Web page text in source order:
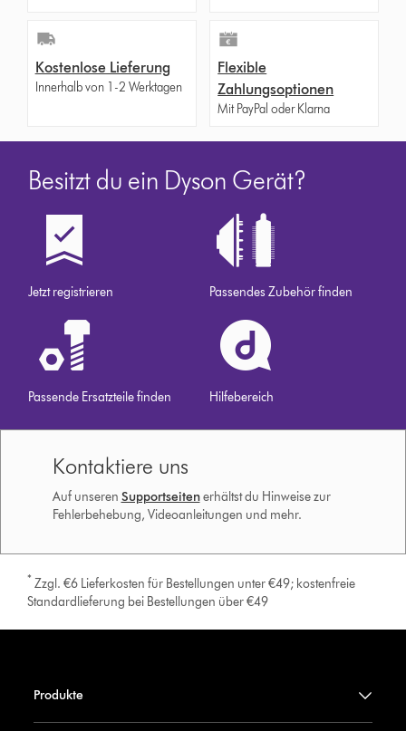
Kostenlose Lieferung
Innerhalb von 1-2 Werktagen
Flexible
Zahlungsoptionen
Mit PayPal oder Klarna
Besitzt du ein Dyson Gerät?
Jetzt registrieren Passendes Zubehör finden
Passende Ersatzteile finden Hilfebereich
Kontaktiere uns
Auf unseren Supportseiten erhältst du Hinweise zur
Fehlerbehebung, Videoanleitungen und mehr.
* Zzgl. €6 Lieferkosten für Bestellungen unter €49; kostenfreie
Standardlieferung bei Bestellungen über €49
Produkte